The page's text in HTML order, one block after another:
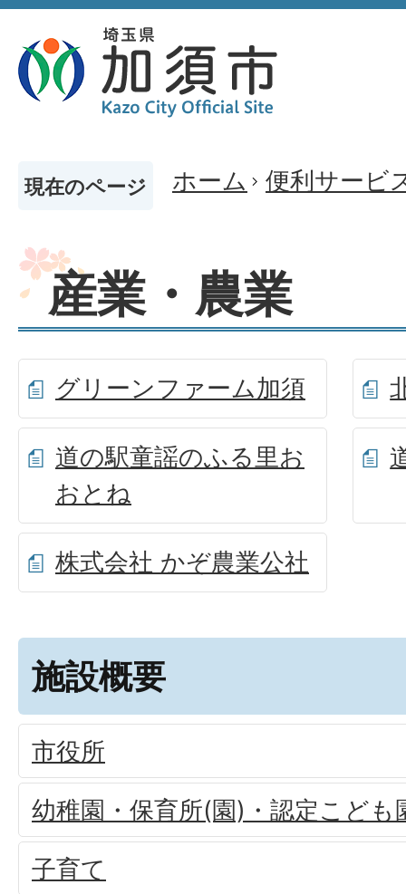
現在のページ ホーム 便利サービ
産業・農業
グリーンファーム加須
道の駅童謡のふる里お
おとね
株式会社 かぞ農業公社
施設概要
市役所
幼稚園・保育所(園)・認定こども
子育て